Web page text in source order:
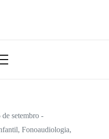
de setembro -
,Fonoaudiologia,